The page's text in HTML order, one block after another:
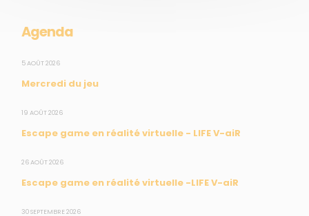
Agenda
5 AOÛT 2026
Mercredi du jeu
19 AOÛT 2026
Escape game en réalité virtuelle - LIFE V-aiR
26 AOÛT 2026
Escape game en réalité virtuelle -LIFE V-aiR
30 SEPTEMBRE 2026
Mesures du réseau Sargasses
Open Data
CONTACT